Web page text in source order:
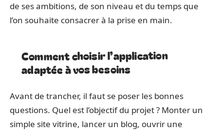
de ses ambitions, de son niveau et du temps que
l’on souhaite consacrer à la prise en main.
Comment choisir l’application
adaptée à vos besoins
Avant de trancher, il faut se poser les bonnes
questions. Quel est l’objectif du projet ? Monter un
simple site vitrine, lancer un blog, ouvrir une